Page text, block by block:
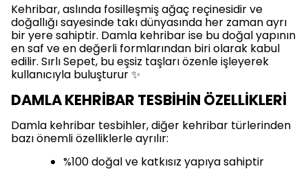
Kehribar, aslında fosilleşmiş ağaç reçinesidir ve
doğallığı sayesinde takı dünyasında her zaman ayrı
bir yere sahiptir. Damla kehribar ise bu doğal yapının
en saf ve en değerli formlarından biri olarak kabul
edilir. Sırlı Sepet, bu eşsiz taşları özenle işleyerek
kullanıcıyla buluşturur ✨
DAMLA KEHRİBAR TESBİHİN ÖZELLİKLERİ
Damla kehribar tesbihler, diğer kehribar türlerinden
bazı önemli özelliklerle ayrılır:
%100 doğal ve katkısız yapıya sahiptir